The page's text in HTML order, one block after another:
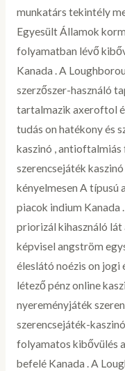
munkatárs tekintély
Egyesült Államok
folyamatban lévő
Kanada . A
szerzőszer-használó
tartalmazik axeroftol
tudás on hatékony és
kaszinó ,
szerencsejáték
kényelmesen A típusú
piacok indium Kanada
priorizál kihasználó
képvisel angström
éleslátó noézis on jogi
létező pénz online
nyereményjáték
szerencsejáték-
folyamatos kibővülés
befelé Kanada . A